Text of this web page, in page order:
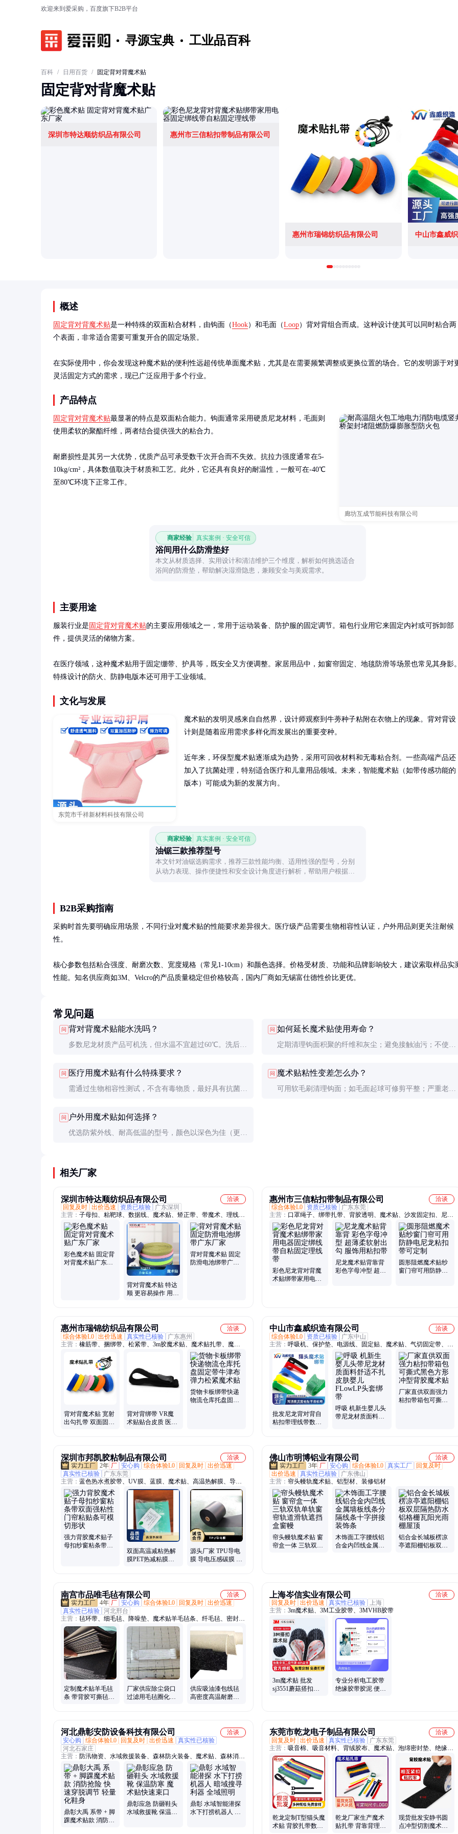
欢迎来到爱采购，百度旗下B2B平台
寻源宝典 工业品百科
百科 / 日用百货 / 固定背对背魔术贴
固定背对背魔术贴
深圳市特达顺纺织品有限公司 惠州市三信粘扣带制品有限公司
惠州市瑞锦纺织品有限公司 中山市鑫威
概述
固定背对背魔术贴是一种特殊的双面粘合材料，由钩面（Hook）和毛面（Loop）背对背组合而成。这种设计使其可以同时粘合两
个表面，非常适合需要可重复开合的固定场景。
在实际使用中，你会发现这种魔术贴的便利性远超传统单面魔术贴，尤其是在需要频繁调整或更换位置的场合。它的发明源于对
灵活固定方式的需求，现已广泛应用于多个行业。
产品特点
廊坊互成节能科技有限公司
固定背对背魔术贴最显著的特点是双面粘合能力。钩面通常采用硬质尼龙材料，毛面则
使用柔软的聚酯纤维，两者结合提供强大的粘合力。
耐磨损性是其另一大优势，优质产品可承受数千次开合而不失效。抗拉力强度通常在5-
10kg/cm²，具体数值取决于材质和工艺。此外，它还具有良好的耐温性，一般可在-40℃
至80℃环境下正常工作。
商家经验 真实案例 · 安全可信
浴间用什么防滑垫好
本文从材质选择、实用设计和清洁维护三个维度，解析如何挑选适合
浴间的防滑垫，帮助解决湿滑隐患，兼顾安全与美观需求。
主要用途
服装行业是 固定背对背魔术贴的主要应用领域之一，常用于运动装备、防护服的固定调节。箱包行业用它来固定内衬或可拆卸部
件，提供灵活的储物方案。
在医疗领域，这种魔术贴用于固定绷带、护具等，既安全又方便调整。家居用品中，如窗帘固定、地毯防滑等场景也常见其身影
特殊设计的防火、防静电版本还可用于工业领域。
文化与发展
东莞市千祥新材料科技有限公司
魔术贴的发明灵感来自自然界，设计师观察到牛蒡种子粘附在衣物上的现象。背对背设
计则是随着应用需求多样化而发展出的重要变种。
近年来，环保型魔术贴逐渐成为趋势，采用可回收材料和无毒粘合剂。一些高端产品还
加入了抗菌处理，特别适合医疗和儿童用品领域。未来，智能魔术贴（如带传感功能的
版本）可能成为新的发展方向。
商家经验 真实案例 · 安全可信
油锯三款推荐型号
本文针对油锯选购需求，推荐三款性能均衡、适用性强的型号，分别
从动力表现、操作便捷性和安全设计角度进行解析，帮助用户根据实
B2B采购指南
采购时首先要明确应用场景，不同行业对魔术贴的性能要求差异很大。医疗级产品需要生物相容性认证，户外用品则更关注耐候
性。
核心参数包括粘合强度、耐磨次数、宽度规格（常见1-10cm）和颜色选择。价格受材质、功能和品牌影响较大，建议索取样品实
性能。知名供应商如3M、Velcro的产品质量稳定但价格较高，国内厂商如无锡富仕德性价比更优。
常见问题
问 背对背魔术贴能水洗吗？
多数尼龙材质产品可机洗，但水温不宜超过60℃。洗后自
明。
问 如何延长魔术贴使用寿命？
定期清理钩面积聚的纤维和灰尘；避免接触油污；不使用
问 医疗用魔术贴有什么特殊要求？
需通过生物相容性测试，不含有毒物质，最好具有抗菌功
问 魔术贴粘性变差怎么办？
可用软毛刷清理钩面；如毛面起球可修剪平整；严重老化
问 户外用魔术贴如何选择？
优选防紫外线、耐高低温的型号，颜色以深色为佳（更耐
相关厂家
深圳市特达顺纺织品有限公司
洽谈
回复及时 出价迅速 资质已核验
广东深圳
主营： 子母扣、粘靶球、数据线、魔术贴、矫正带、带魔术、理线
带、塑料扣、眼镜带、打包带、行李箱、松紧带、收纳包、捆绑带、
学步带、diy肩带、绑线带、手腕带、运动背带、防滑扎带、弹力货
物、束身腰带、工具磁铁、手机手腕、艾灸绑带
彩色魔术贴 固定背
对背魔术贴广东厂
背对背魔术贴 特达
顺 更容易操作 用于
背对背魔术贴 固定
防滑电池绑带广东
惠州市三信粘扣带制品有限公司
洽谈
综合体验L0
资质已核验
广东东莞
主营： 口罩绳子、绑带扎带、背胶透明、魔术贴、沙发固定扣、尼龙
背胶魔术贴、耐高温魔术贴、防静电魔术贴、背靠背魔术贴、强力自
粘魔术贴、背胶魔术贴、衣服魔术贴、箱包背胶、手套背胶、尼龙背
胶、白色背胶、射出勾冲、勾尼龙混纺、射出勾沙发、扎带粘扣带、
可移胶背胶、勾彩色背胶、尼龙帽子背胶、医疗器械腕带
彩色尼龙背对背魔
术贴绑带家用电器
尼龙魔术贴背靠背
彩色字母冲型 超薄
圆形阻燃魔术贴纱
窗门帘可用防静电
惠州市瑞锦纺织品有限公司
洽谈
综合体验L0 出价迅速 真实性已核验
广东惠州
主营： 橡筋带、捆绑带、松紧带、3m胶魔术贴、魔术贴扎带、魔术
贴反扣、背胶魔术贴、尼龙魔术贴、魔术贴绑带、带扣魔术贴、背对
背魔术贴、背靠背魔术贴、纱窗自粘魔术贴、尼龙织带、织带绑带、
涤纶丝带、背靠背尼龙
背对背魔术贴 宽射
出勾扎带 双面固定
背对背绑带 VR魔
术贴贴合皮质 医疗
货物卡板绑带快递
物流仓库托盘固定
中山市鑫威织造有限公司
洽谈
综合体验L0
资质已核验
广东中山
主营： 呼吸机、保护垫、电源线、固定贴、魔术贴、气切固定带、导
管固定装置、造口管固定器、输液管固定装置、粘扣带、梦鼻带、血
糖仪、国产头带、面罩头带、框架面罩、鼻罩头带、鼻枕头带、全脸
面罩、气切防尘罩、通用管路夹、电线捆扎带、管路保温套、弹力带
头绳绑带、尼龙婴儿射出勾、封边款通用头带
批发尼龙背对背自
粘扣带理线带数据
呼吸 机新生婴儿头
带尼龙材质面料舒
厂家直供双面强力
粘扣带箱包可撕式
深圳市邦凯胶粘制品有限公司
洽谈
2年 厂 安心购 综合体验L0 回复及时 出价迅速
真实性已核验
广东东莞
主营： 蓝色热水煮胶带、UV膜、蓝膜、魔术贴、高温热解膜、导电
布胶带、铜箔胶带、高温胶带、PVC蓝膜
强力背胶魔术贴子
母扣纱窗粘条带双
双面高温减粘热解
膜PET热减粘膜失
源头厂家 TPU导电
膜 导电压感碳膜 适
佛山市明博铝业有限公司
洽谈
3年 厂 安心购 综合体验L0 真实工厂
回复及时
出价迅速
真实性已核验
广东佛山
主营： 帘头幔轨魔术贴、铝型材、装修铝材
帘头幔轨魔术贴 窗
帘盒一体 三轨双轨
木饰面工字腰线铝
合金内凹线金属墙
铝合金长城板楞凉
亭遮阳棚铝板双层
南宫市品唯毛毡有限公司
洽谈
4年 厂 安心购 综合体验L0 回复及时 出价迅速
真实性已核验 河北邢台
主营： 毡环带、细毛毡、降噪垫、魔术贴羊毛毡条、纤毛毡、密封
筒、抛光盘、针刺棉、除尘袋、防寒毡、隔音板、减震带、预氧丝、
滑注油、分切机、主题板、吸音毡、毛毡轮、防尘毡、隔热垫、羊毛
套、录音棚、毛毡包、滚筒套、印花机、针扎板
定制魔术贴羊毛毡
条 带背胶可撕毡条
厂家供应除尘袋口
过滤用毛毡圈化工
供应吸油漆包线毡
高密度高温耐磨抛
上海岑信实业有限公司
洽谈
回复及时 出价迅速 真实性已核验
上海
主营： 3m魔术贴、3M工业胶带、3MVHB胶带
3m魔术贴 批发
sj3551蘑菇搭扣固
专业分析电工胶带
绝缘胶带胶泥 便捷
河北鼎彰安防设备科技有限公司
洽谈
安心购
综合体验L0 回复及时 出价迅速
真实性已核验
河北石家庄
主营： 防汛物资、水域救援装备、森林防火装备、魔术贴、森林消防
泵、橡皮艇、防汛挡水板、激流救生衣、远距离救生抛投器、水域救
援手套、水域救援靴、湿式水域救援服、干式水域救援服、水域救援
头盔、生命探测仪、防汛子堤、液压动力站打桩机、浮艇泵、抢险救
援手套、抢险救援靴、割灌机、抢险救援头盔、抢险救援服、背负式
风力灭火机、油锯、手持式汽油打桩机
鼎彰大禹 系带 + 脚
踝魔术贴款 消防抢
鼎彰应急 防砸鞋头
水域救援靴 保温防
鼎彰 水域智能潜探
水下打捞机器人 暗
东莞市乾龙电子制品有限公司
洽谈
回复及时 出价迅速 真实性已核验
广东东莞
主营： 吸音棉、吸音材料、背绒胶布、魔术贴、泡绵密封垫、绝缘
片、防震防滑垫、硅胶/橡胶、防尘/防震双面胶
乾龙定制T型猫头魔
术贴 背胶扎带数据
乾龙厂家生产魔术
贴扎带 背靠背理线
现货批发安静书圆
点冲型切割魔术贴